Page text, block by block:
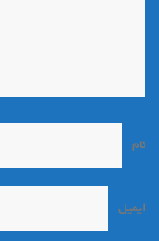
نام
ایمیل